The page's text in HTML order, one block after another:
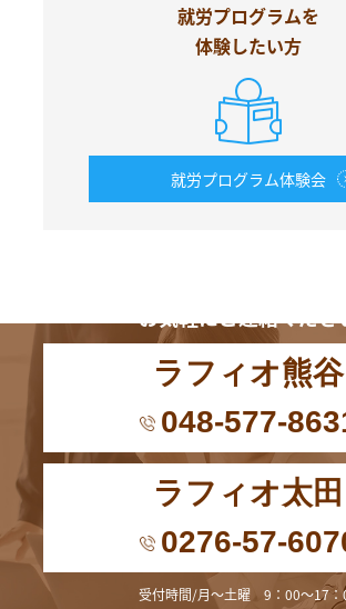
就労プログラムを
体験したい方
就労プログラム体験会
お気軽にご連絡くださ
ラフィオ熊谷
048-577-
ラフィオ太田
0276-57-
受付時間/月～土曜 9：00～17：